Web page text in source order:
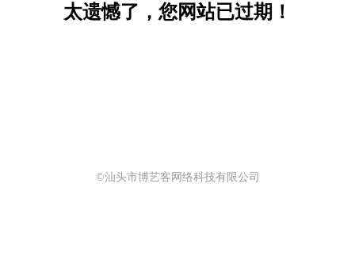
太遗憾了，您网站已过期！
©汕头市博艺客网络科技有限公司